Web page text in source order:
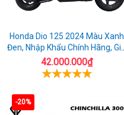
Honda Dio 125 2024 Màu Xanh
Đen, Nhập Khẩu Chính Hãng, Giá
Rẻ
42.000.000₫
-20%